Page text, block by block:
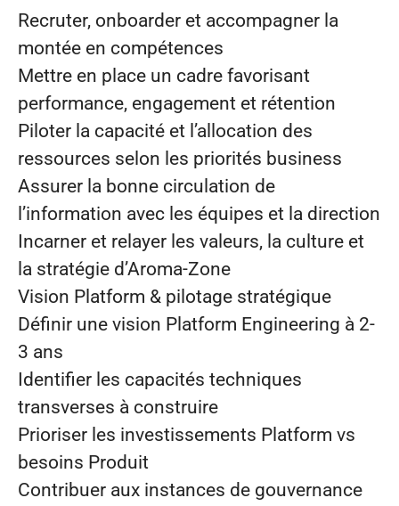
Recruter, onboarder et accompagner la
montée en compétences
Mettre en place un cadre favorisant
performance, engagement et rétention
Piloter la capacité et l’allocation des
ressources selon les priorités business
Assurer la bonne circulation de
l’information avec les équipes et la direction
Incarner et relayer les valeurs, la culture et
la stratégie d’Aroma-Zone
Vision Platform & pilotage stratégique
Définir une vision Platform Engineering à 2-
3 ans
Identifier les capacités techniques
transverses à construire
Prioriser les investissements Platform vs
besoins Produit
Contribuer aux instances de gouvernance